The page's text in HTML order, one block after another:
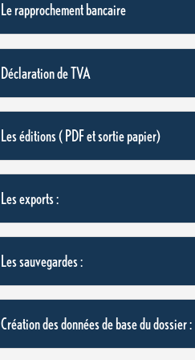
Le rapprochement bancaire
Déclaration de TVA
Les éditions ( PDF et sortie papier)
Les exports :
Les sauvegardes :
Création des données de base du dossier :